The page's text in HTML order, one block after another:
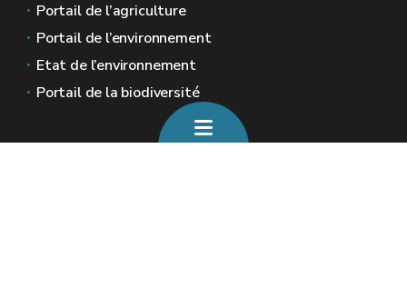
Portail de l’agriculture
Portail de l’environnement
Etat de l’environnement
Portail de la biodiversité